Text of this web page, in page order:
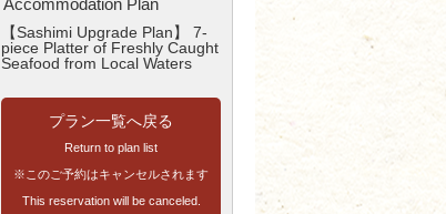
【Sashimi Upgrade Plan】 7-
piece Platter of Freshly Caught
Seafood from Local Waters
プラン一覧へ戻る
Return to plan list
※このご予約はキャンセルされます
This reservation will be canceled.